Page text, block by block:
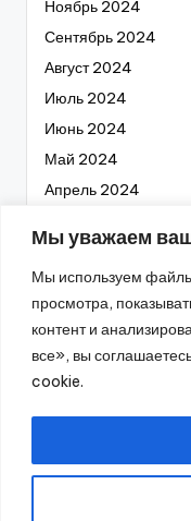
Мы уважаем
Мы используем
просмотра,
контент и
все», вы
cookie.
Ноябрь 2024
Сентябрь 2024
Август 2024
Июль 2024
Июнь 2024
Май 2024
Апрель 2024
Февраль 2024
Январь 2024
Декабрь 2023
Октябрь 2023